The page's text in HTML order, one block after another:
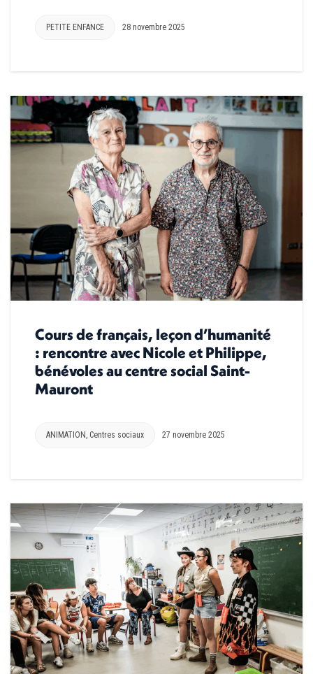
PETITE ENFANCE 28 novembre 2025
Cours de français, leçon d’humanité
: rencontre avec Nicole et Philippe,
bénévoles au centre social Saint-
Mauront
ANIMATION , Centres sociaux 27 novembre 2025